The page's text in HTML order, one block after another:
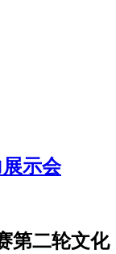
示会
第二轮文化